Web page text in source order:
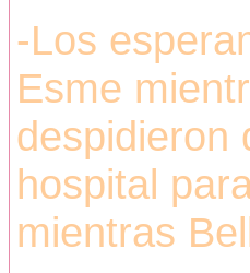
-Los
Esme
despidieron
hospital
mientras